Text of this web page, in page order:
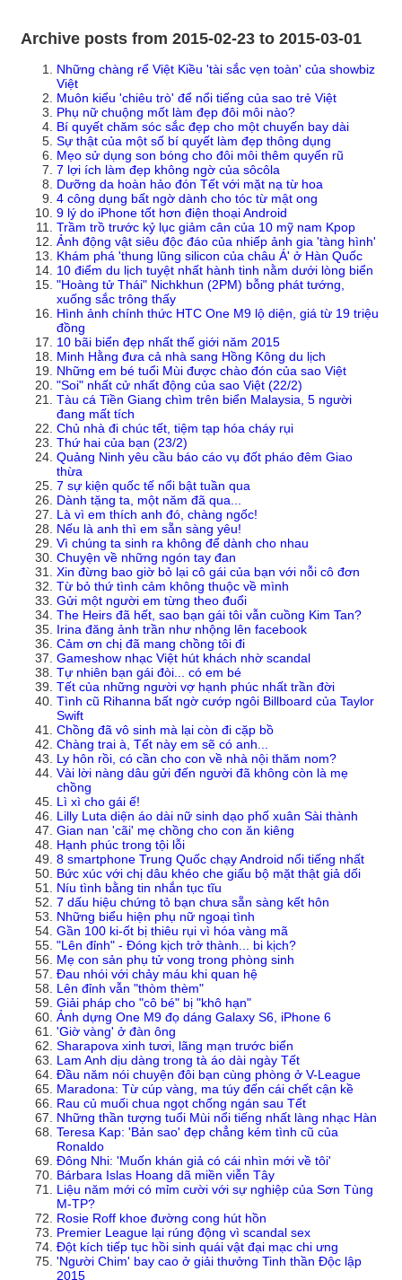
Archive posts from 2015-02-23 to 2015-03-01
Những chàng rể Việt Kiều 'tài sắc vẹn toàn' của showbiz
Việt
Muôn kiểu 'chiêu trò' để nổi tiếng của sao trẻ Việt
Phụ nữ chuộng mốt làm đẹp đôi môi nào?
Bí quyết chăm sóc sắc đẹp cho một chuyến bay dài
Sự thật của một số bí quyết làm đẹp thông dụng
Mẹo sử dụng son bóng cho đôi môi thêm quyến rũ
7 lợi ích làm đẹp không ngờ của sôcôla
Dưỡng da hoàn hảo đón Tết với mặt nạ từ hoa
4 công dụng bất ngờ dành cho tóc từ mật ong
9 lý do iPhone tốt hơn điện thoại Android
Trầm trồ trước kỷ lục giảm cân của 10 mỹ nam Kpop
Ảnh động vật siêu độc đáo của nhiếp ảnh gia 'tàng hình'
Khám phá 'thung lũng silicon của châu Á' ở Hàn Quốc
10 điểm du lịch tuyệt nhất hành tinh nằm dưới lòng biển
"Hoàng tử Thái" Nichkhun (2PM) bỗng phát tướng,
xuống sắc trông thấy
Hình ảnh chính thức HTC One M9 lộ diện, giá từ 19 triệu
đồng
10 bãi biển đẹp nhất thế giới năm 2015
Minh Hằng đưa cả nhà sang Hồng Kông du lịch
Những em bé tuổi Mùi được chào đón của sao Việt
"Soi" nhất cử nhất động của sao Việt (22/2)
Tàu cá Tiền Giang chìm trên biển Malaysia, 5 người
đang mất tích
Chủ nhà đi chúc tết, tiệm tạp hóa cháy rụi
Thứ hai của bạn (23/2)
Quảng Ninh yêu cầu báo cáo vụ đốt pháo đêm Giao
thừa
7 sự kiện quốc tế nổi bật tuần qua
Dành tặng ta, một năm đã qua...
Là vì em thích anh đó, chàng ngốc!
Nếu là anh thì em sẵn sàng yêu!
Vì chúng ta sinh ra không để dành cho nhau
Chuyện về những ngón tay đan
Xin đừng bao giờ bỏ lại cô gái của bạn với nỗi cô đơn
Từ bỏ thứ tình cảm không thuộc về mình
Gửi một người em từng theo đuổi
The Heirs đã hết, sao bạn gái tôi vẫn cuồng Kim Tan?
Irina đăng ảnh trần như nhộng lên facebook
Cảm ơn chị đã mang chồng tôi đi
Gameshow nhạc Việt hút khách nhờ scandal
Tự nhiên bạn gái đòi... có em bé
Tết của những người vợ hạnh phúc nhất trần đời
Tình cũ Rihanna bất ngờ cướp ngôi Billboard của Taylor
Swift
Chồng đã vô sinh mà lại còn đi cặp bồ
Chàng trai à, Tết này em sẽ có anh...
Ly hôn rồi, có cần cho con về nhà nội thăm nom?
Vài lời nàng dâu gửi đến người đã không còn là mẹ
chồng
Lì xì cho gái ế!
Lilly Luta diện áo dài nữ sinh dạo phố xuân Sài thành
Gian nan 'cãi' mẹ chồng cho con ăn kiêng
Hạnh phúc trong tội lỗi
8 smartphone Trung Quốc chạy Android nổi tiếng nhất
Bức xúc với chị dâu khéo che giấu bộ mặt thật giả dối
Níu tình bằng tin nhắn tục tĩu
7 dấu hiệu chứng tỏ bạn chưa sẵn sàng kết hôn
Những biểu hiện phụ nữ ngoại tình
Gần 100 ki-ốt bị thiêu rụi vì hóa vàng mã
"Lên đỉnh" - Đóng kịch trở thành... bi kịch?
Mẹ con sản phụ tử vong trong phòng sinh
Đau nhói với chảy máu khi quan hệ
Lên đỉnh vẫn "thòm thèm"
Giải pháp cho "cô bé" bị "khô hạn"
Ảnh dựng One M9 đọ dáng Galaxy S6, iPhone 6
'Giờ vàng' ở đàn ông
Sharapova xinh tươi, lãng mạn trước biển
Lam Anh dịu dàng trong tà áo dài ngày Tết
Đầu năm nói chuyện đôi bạn cùng phòng ở V-League
Maradona: Từ cúp vàng, ma túy đến cái chết cận kề
Rau củ muối chua ngọt chống ngán sau Tết
Những thần tượng tuổi Mùi nổi tiếng nhất làng nhạc Hàn
Teresa Kap: 'Bản sao' đẹp chẳng kém tình cũ của
Ronaldo
Đông Nhi: 'Muốn khán giả có cái nhìn mới về tôi'
Bárbara Islas Hoang dã miền viễn Tây
Liệu năm mới có mỉm cười với sự nghiệp của Sơn Tùng
M-TP?
Rosie Roff khoe đường cong hút hồn
Premier League lại rúng động vì scandal sex
Đột kích tiếp tục hồi sinh quái vật đại mạc chi ưng
'Người Chim' bay cao ở giải thưởng Tinh thần Độc lập
2015